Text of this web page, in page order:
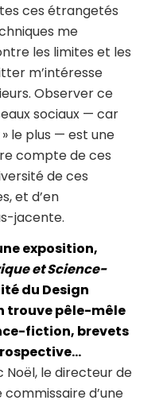
ces étrangetés
me
les limites et les
m’intéresse
Observer ce
sociaux — car
» le plus — est une
compte de ces
de ces
et d’en
jacente.
exposition,
et Science-
du Design
trouve pêle-mêle
fiction, brevets
Noël, le directeur de
d’une